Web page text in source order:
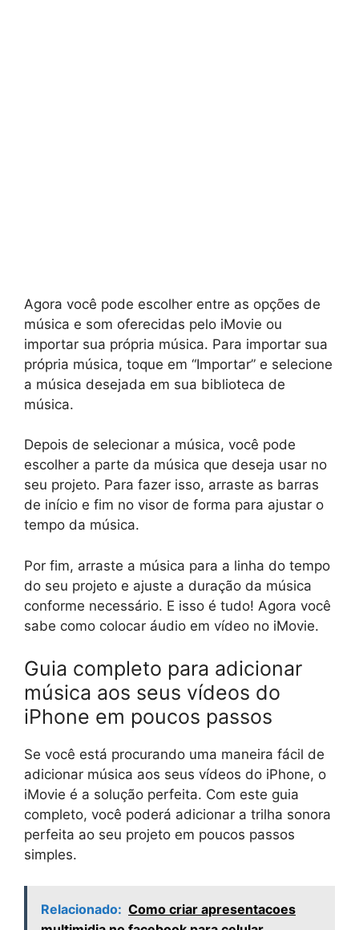
Agora você pode escolher entre as opções de
música e som oferecidas pelo iMovie ou
importar sua própria música. Para importar sua
própria música, toque em “Importar” e selecione
a música desejada em sua biblioteca de
música.
Depois de selecionar a música, você pode
escolher a parte da música que deseja usar no
seu projeto. Para fazer isso, arraste as barras
de início e fim no visor de forma para ajustar o
tempo da música.
Por fim, arraste a música para a linha do tempo
do seu projeto e ajuste a duração da música
conforme necessário. E isso é tudo! Agora você
sabe como colocar áudio em vídeo no iMovie.
Guia completo para adicionar
música aos seus vídeos do
iPhone em poucos passos
Se você está procurando uma maneira fácil de
adicionar música aos seus vídeos do iPhone, o
iMovie é a solução perfeita. Com este guia
completo, você poderá adicionar a trilha sonora
perfeita ao seu projeto em poucos passos
simples.
Relacionado: Como criar apresentacoes